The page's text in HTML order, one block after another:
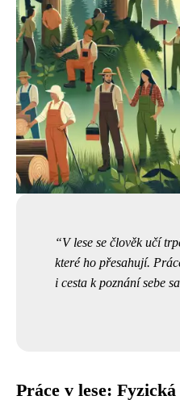
V lese se člověk učí
které ho přesahují.
i cesta k poznání sebe
Práce v lese: